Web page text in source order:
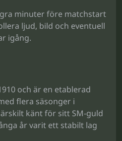
minuter före matchstart
ljud, bild och eventuell
igång.
och är en etablerad
flera säsonger i
känt för sitt SM-guld
år varit ett stabilt lag